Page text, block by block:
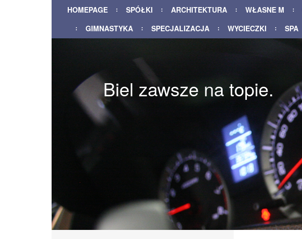
HOMEPAGE SPÓŁKI ARCHITEKTURA WŁASNE M
GIMNASTYKA
SPECJALIZACJA WYCIECZKI SPA
Biel zawsze na topie.